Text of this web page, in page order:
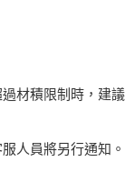
材積限制時，建
人員將另行通知。